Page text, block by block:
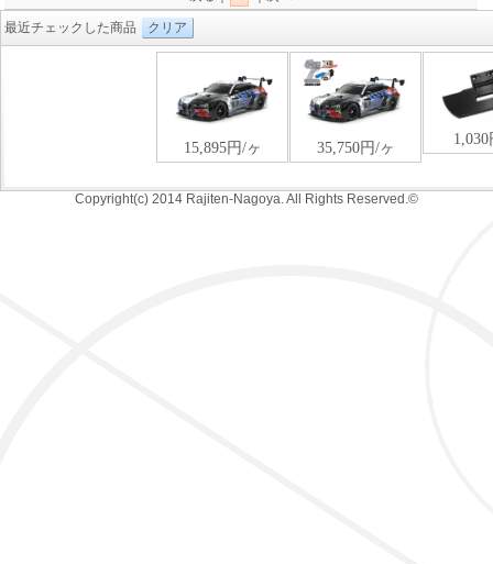
最近チェックした商品 クリア
Copyright(c) 2014 Rajiten-Nagoya. All Rights Reserved.©